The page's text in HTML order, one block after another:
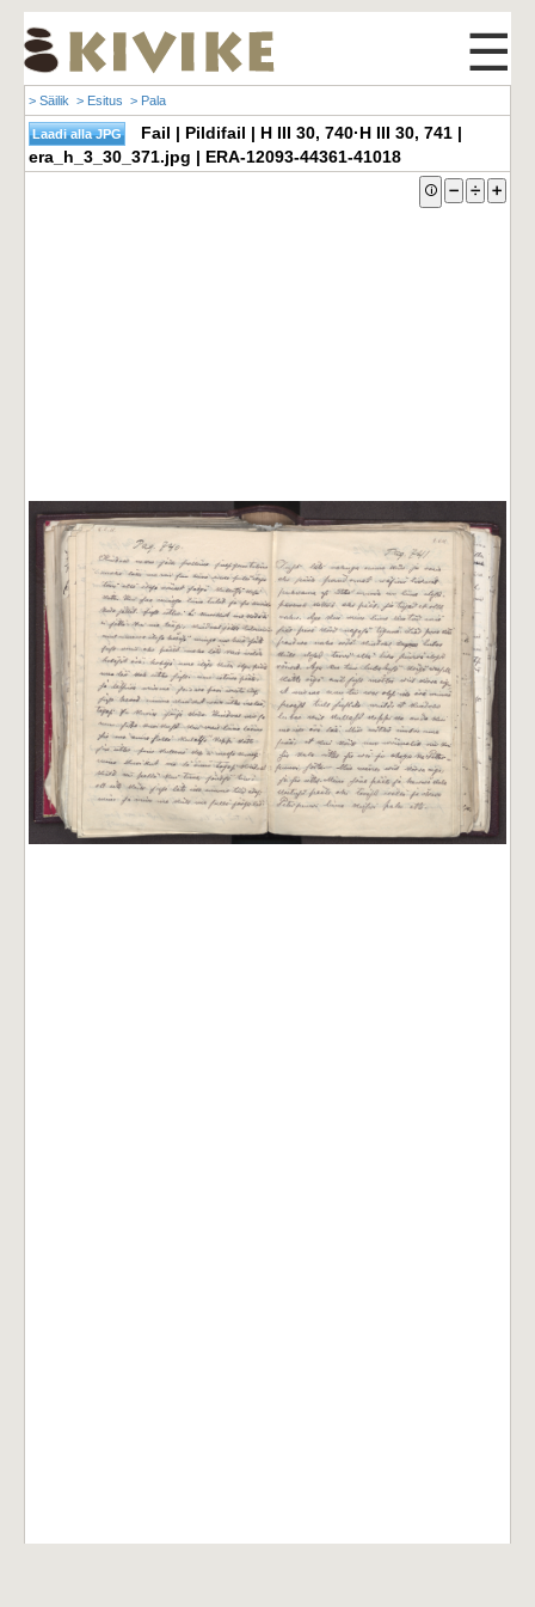
☰
> Säilik > Esitus > Pala
Fail | Pildifail | H III 30, 740·H III 30, 741 |
era_h_3_30_371.jpg | ERA-12093-44361-41018